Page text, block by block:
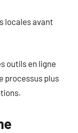
locales avant
outils en ligne
processus plus